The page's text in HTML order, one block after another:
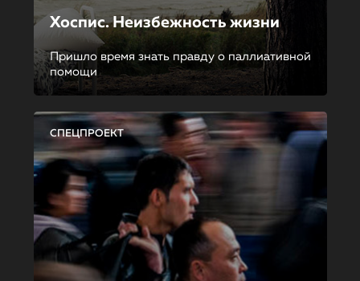
Хоспис. Неизбежность жизни
Пришло время знать правду о паллиативной
помощи
СПЕЦПРОЕКТ